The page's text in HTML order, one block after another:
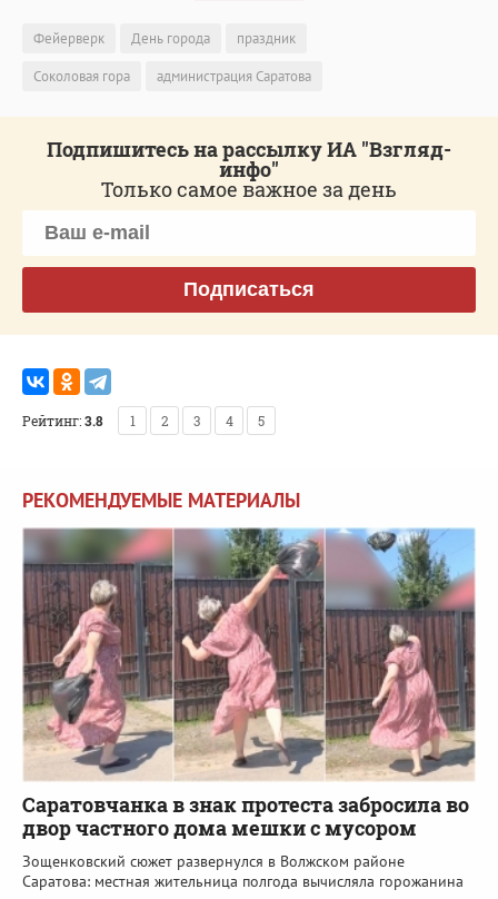
Фейерверк День города
праздник
Соколовая гора
администрация Саратова
Подпишитесь на рассылку ИА "Взгляд-
инфо"
Только самое важное за день
Подписаться
Рейтинг:3.8 1 2 3 4 5
РЕКОМЕНДУЕМЫЕ МАТЕРИАЛЫ
Саратовчанка в знак протеста забросила во
двор частного дома мешки с мусором
Зощенковский сюжет развернулся в Волжском районе
Саратова: местная жительница полгода вычисляла горожанина